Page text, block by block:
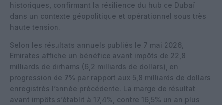
historiques, confirmant la résilience du hub de Dubaï
dans un contexte géopolitique et opérationnel sous très
haute tension.
Selon les résultats annuels publiés le 7 mai 2026,
Emirates affiche un bénéfice avant impôts de 22,8
milliards de dirhams (6,2 milliards de dollars), en
progression de 7% par rapport aux 5,8 milliards de dollars
enregistrés l’année précédente. La marge de résultat
avant impôts s’établit à 17,4%, contre 16,5% un an plus